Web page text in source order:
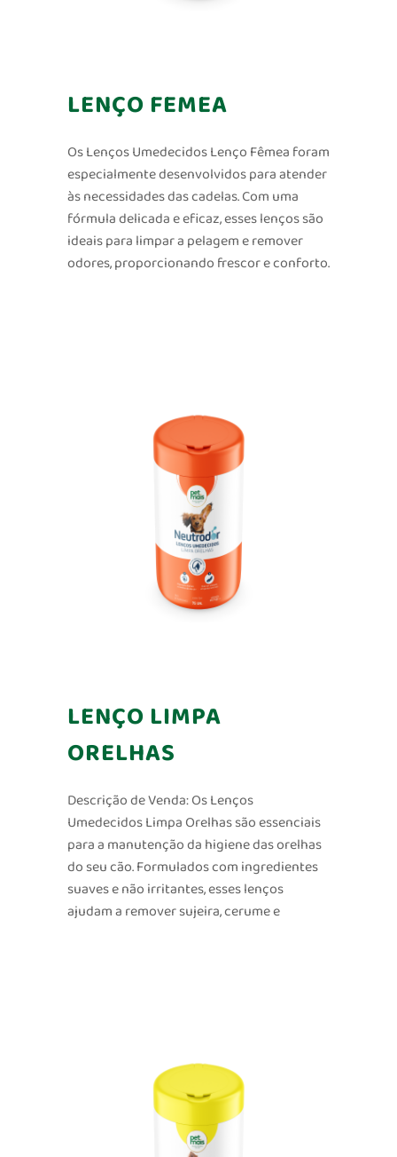
LENÇO FEMEA
Os Lenços Umedecidos Lenço Fêmea foram
especialmente desenvolvidos para atender
às necessidades das cadelas. Com uma
fórmula delicada e eficaz, esses lenços são
ideais para limpar a pelagem e remover
odores, proporcionando frescor e conforto.
LENÇO LIMPA
ORELHAS
Descrição de Venda: Os Lenços
Umedecidos Limpa Orelhas são essenciais
para a manutenção da higiene das orelhas
do seu cão. Formulados com ingredientes
suaves e não irritantes, esses lenços
ajudam a remover sujeira, cerume e